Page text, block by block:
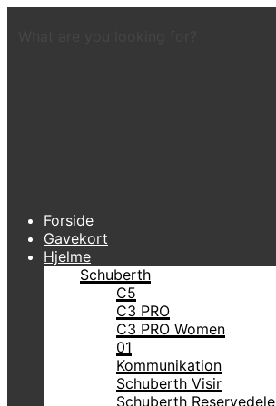
Forside
Gavekort
Hjelme
Schuberth
C5
C3 PRO
C3 PRO Women
01
Kommunikation
Schuberth Visir
Schuberth Reservedele